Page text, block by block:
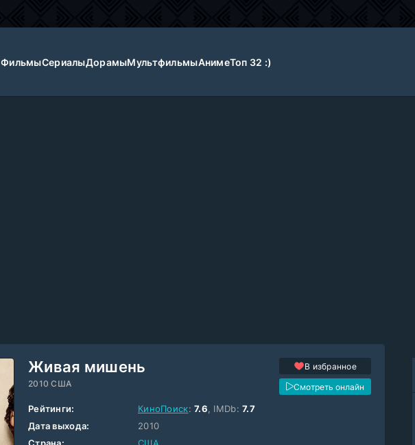
ФильмыСериалыДорамыМультфильмыАнимеТоп 32 :)
Живая мишень
2010 США
В избранное
Смотреть онлайн
Рейтинги: КиноПоиск:7.6, IMDb:7.7
Дата выхода:
2010